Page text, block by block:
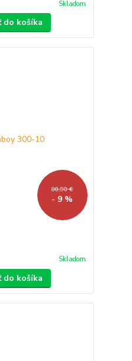
Skladom
do košíka
80,90 €
- 9 %
Skladom
do košíka